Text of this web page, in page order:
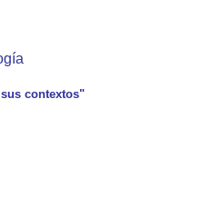
contextos"